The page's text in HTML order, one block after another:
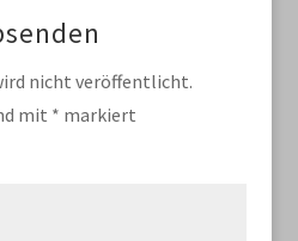
nicht veröffentlicht.
mit * markiert